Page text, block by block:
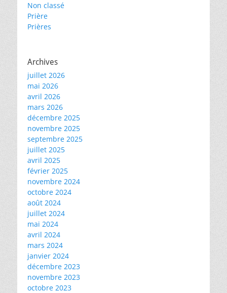
Non classé
Prière
Prières
Archives
juillet 2026
mai 2026
avril 2026
mars 2026
décembre 2025
novembre 2025
septembre 2025
juillet 2025
avril 2025
février 2025
novembre 2024
octobre 2024
août 2024
juillet 2024
mai 2024
avril 2024
mars 2024
janvier 2024
décembre 2023
novembre 2023
octobre 2023